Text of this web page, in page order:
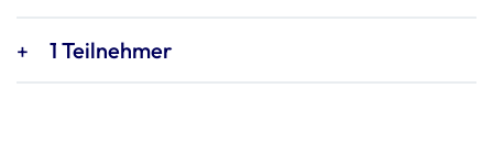
1 Teil­nehmer